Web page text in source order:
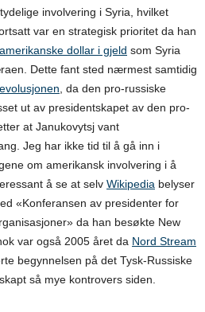
involvering i Syria, hvilket
var en strategisk prioritet da han
dollar i gjeld som Syria
Dette fant sted nærmest samtidig
, da den pro-russiske
ut av presidentskapet av den pro-
at Janukovytsj vant
Jeg har ikke tid til å gå inn i
om amerikansk involvering i å
å se at selv Wikipedia belyser
«Konferansen av presidenter for
da han besøkte New
var også 2005 året da Nord Stream
begynnelsen på det Tysk-Russiske
så mye kontrovers siden.